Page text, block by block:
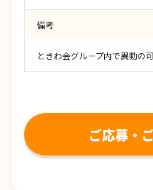
備考
ときわ会グループ内で異動の
ご応募・